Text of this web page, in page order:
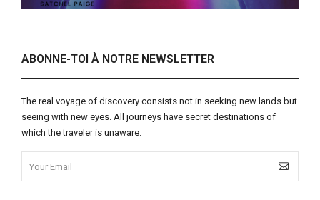
ABONNE-TOI À NOTRE NEWSLETTER
The real voyage of discovery consists not in seeking new lands but
seeing with new eyes. All journeys have secret destinations of
which the traveler is unaware.